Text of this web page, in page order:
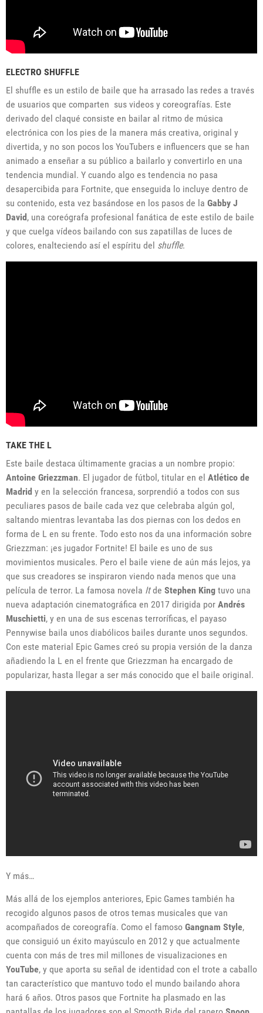
ELECTRO SHUFFLE
El shuffle es un estilo de baile que ha arrasado las redes a través
de usuarios que comparten sus videos y coreografías. Este
derivado del claqué consiste en bailar al ritmo de música
electrónica con los pies de la manera más creativa, original y
divertida, y no son pocos los YouTubers e influencers que se han
animado a enseñar a su público a bailarlo y convertirlo en una
tendencia mundial. Y cuando algo es tendencia no pasa
desapercibida para Fortnite, que enseguida lo incluye dentro de
su contenido, esta vez basándose en los pasos de la Gabby J
David, una coreógrafa profesional fanática de este estilo de baile
y que cuelga vídeos bailando con sus zapatillas de luces de
colores, enalteciendo así el espíritu del shuffle.
TAKE THE L
Este baile destaca últimamente gracias a un nombre propio:
Antoine Griezzman. El jugador de fútbol, titular en el Atlético de
Madrid y en la selección francesa, sorprendió a todos con sus
peculiares pasos de baile cada vez que celebraba algún gol,
saltando mientras levantaba las dos piernas con los dedos en
forma de L en su frente. Todo esto nos da una información sobre
Griezzman: ¡es jugador Fortnite! El baile es uno de sus
movimientos musicales. Pero el baile viene de aún más lejos, ya
que sus creadores se inspiraron viendo nada menos que una
película de terror. La famosa novela Itde Stephen King tuvo una
nueva adaptación cinematográfica en 2017 dirigida por Andrés
Muschietti, y en una de sus escenas terroríficas, el payaso
Pennywise baila unos diabólicos bailes durante unos segundos.
Con este material Epic Games creó su propia versión de la danza
añadiendo la L en el frente que Griezzman ha encargado de
popularizar, hasta llegar a ser más conocido que el baile original.
Y más…
Más allá de los ejemplos anteriores, Epic Games también ha
recogido algunos pasos de otros temas musicales que van
acompañados de coreografía. Como el famoso Gangnam Style,
que consiguió un éxito mayúsculo en 2012 y que actualmente
cuenta con más de tres mil millones de visualizaciones en
YouTube, y que aporta su señal de identidad con el trote a caballo
tan característico que mantuvo todo el mundo bailando ahora
hará 6 años. Otros pasos que Fortnite ha plasmado en las